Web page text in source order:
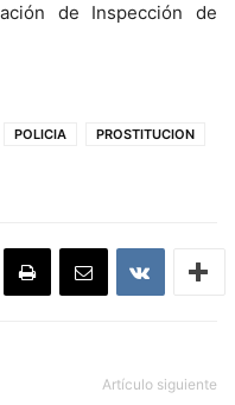
de Inspección de
POLICIA
PROSTITUCION
Artículo siguiente